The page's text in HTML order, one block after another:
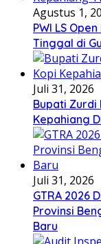
Agustus 1,
PWI LS
Tinggal di
Juli 31, 2026
Bupati Zurdi
Kepahiang
Juli 31, 2026
GTRA 2026
Provinsi
Baru